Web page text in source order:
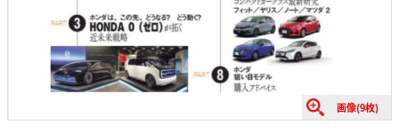
画像(9枚)